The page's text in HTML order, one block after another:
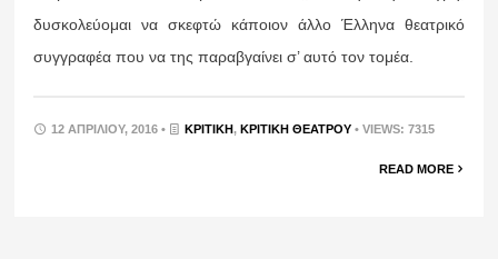
δυσκολεύομαι να σκεφτώ κάποιον άλλο Έλληνα θεατρικό
συγγραφέα που να της παραβγαίνει σ’ αυτό τον τομέα.
12 ΑΠΡΙΛΊΟΥ, 2016 • ΚΡΙΤΙΚΉ,ΚΡΙΤΙΚΉ ΘΕΆΤΡΟΥ • VIEWS: 7315
READ MORE